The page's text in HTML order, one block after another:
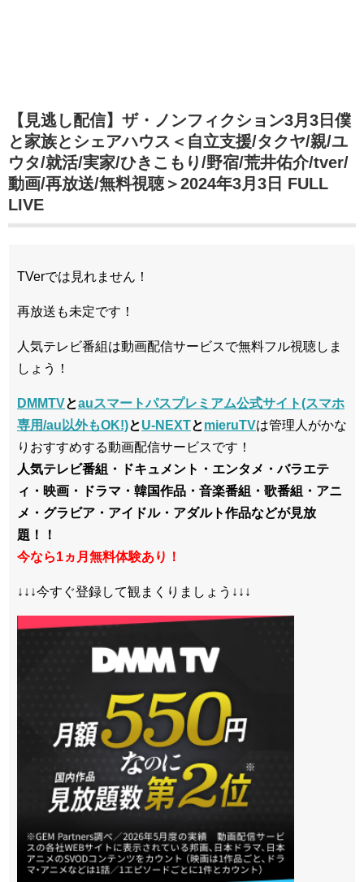
【見逃し配信】ザ・ノンフィクション3月3日僕
と家族とシェアハウス＜自立支援/タクヤ/親/ユ
ウタ/就活/実家/ひきこもり/野宿/荒井佑介/tver/
動画/再放送/無料視聴＞2024年3月3日 FULL
LIVE
TVerでは見れません！
再放送も未定です！
人気テレビ番組は動画配信サービスで無料フル視聴しま
しょう！
DMMTVとauスマートパスプレミアム公式サイト(スマホ
専用/au以外もOK!)とU-NEXTとmieruTVは管理人がかな
りおすすめする動画配信サービスです！
人気テレビ番組・ドキュメント・エンタメ・バラエテ
ィ・映画・ドラマ・韓国作品・音楽番組・歌番組・アニ
メ・グラビア・アイドル・アダルト作品などが見放
題！！
今なら1ヵ月無料体験あり！
↓↓↓今すぐ登録して観まくりましょう↓↓↓